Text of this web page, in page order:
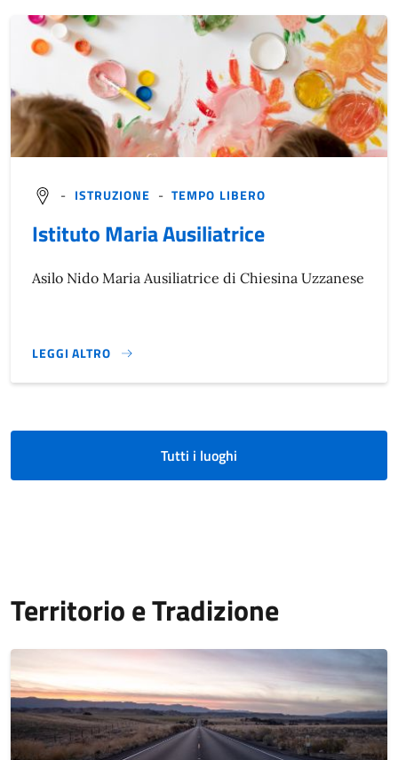
- ISTRUZIONE -TEMPO LIBERO
Istituto Maria Ausiliatrice
Asilo Nido Maria Ausiliatrice di Chiesina Uzzanese
LEGGI ALTRO
}
Tutti i luoghi
Territorio e Tradizione